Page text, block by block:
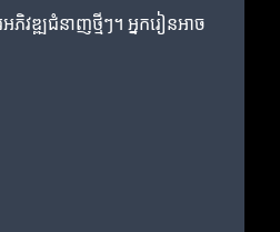
វឌ្ឍជំនាញថ្មីៗ។ អ្នករៀនអាច